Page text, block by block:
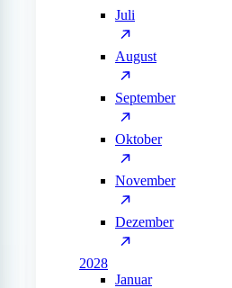
Juli
August
September
Oktober
November
Dezember
2028
Januar